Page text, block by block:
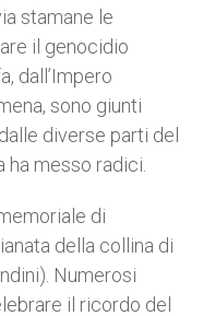
stamane le
il genocidio
dall’Impero
sono giunti
diverse parti del
ha messo radici.
di
della collina di
Numerosi
il ricordo del